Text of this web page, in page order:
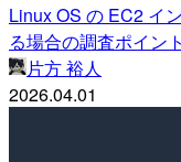
Linux OS の EC2 イ
る場合の調査ポイン
片方 裕人
2026.04.01